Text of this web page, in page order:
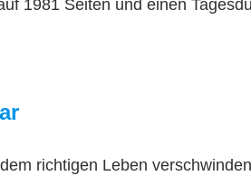
1981 Seiten und einen
richtigen Leben